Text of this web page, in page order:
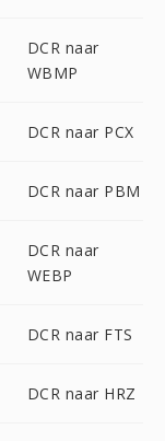
DCR naar
WBMP
DCR naar PCX
DCR naar PBM
DCR naar
WEBP
DCR naar FTS
DCR naar HRZ